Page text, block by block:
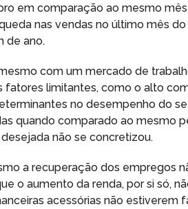
em comparação ao mesmo
nas vendas no último mês
de ano.
com um mercado de
fatores limitantes, como o alto
no desempenho do
quando comparado ao mesmo
não se concretizou.
a recuperação dos empregos
o aumento da renda, por si só,
acessórias não estiverem